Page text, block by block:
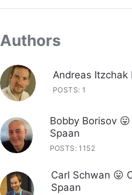
Authors
Andreas Itzchak
POSTS: 1
Bobby Borisov
Spaan
POSTS: 1152
Carl Schwan 😛
Spaan